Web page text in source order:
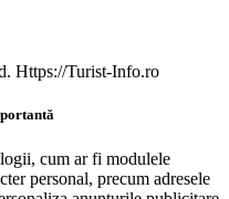
Https://Turist-Info.ro
cum ar fi modulele
personal, precum adresele